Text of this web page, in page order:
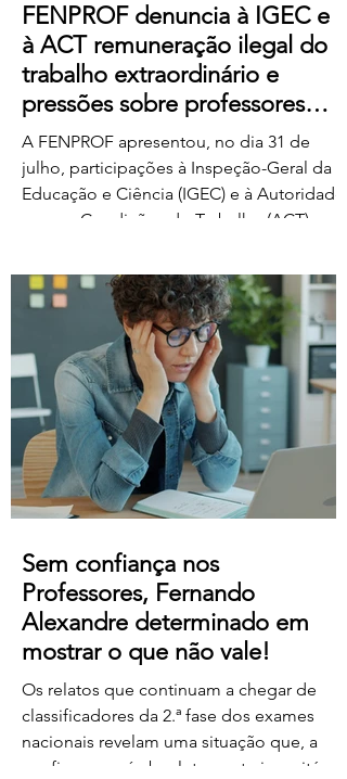
FENPROF denuncia à IGEC e
à ACT remuneração ilegal do
trabalho extraordinário e
pressões sobre professores
classificadores
A FENPROF apresentou, no dia 31 de
julho, participações à Inspeção-Geral da
Educação e Ciência (IGEC) e à Autoridade
para as Condições do Trabalho (ACT),
da Educação, Ciência e Inovação quanto
ao pagamento do serviço de classificação
dos exames nacionais. A FENPROF
contesta a intenção do MECI de vir a
remunerar o trabalho extraordinário dos
classificadores através do pagamento de
1 euro por resposta classificada. Em vez
de falar de remu
Sem confiança nos
Professores, Fernando
Alexandre determinado em
mostrar o que não vale!
Os relatos que continuam a chegar de
classificadores da 2.ª fase dos exames
nacionais revelam uma situação que, a
confirmar-se, é absolutamente inaceitável.